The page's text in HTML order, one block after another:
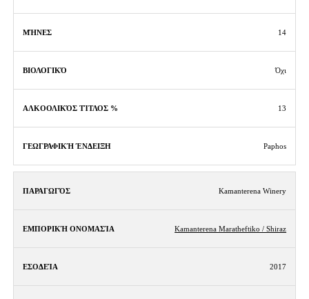
14
Όχι
13
Paphos
Kamanterena Winery
Kamanterena Maratheftiko / Shiraz
2017